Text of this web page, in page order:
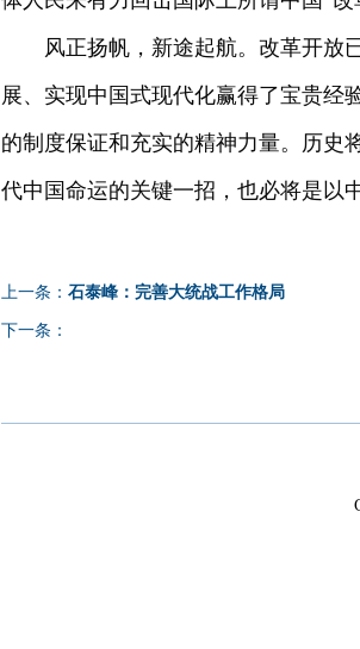
风正扬帆，新途起航。改革开放
展、实现中国式现代化赢得了宝贵经
的制度保证和充实的精神力量。历史
代中国命运的关键一招，也必将是以
上一条： 石泰峰：完善大统战工作格局
下一条：